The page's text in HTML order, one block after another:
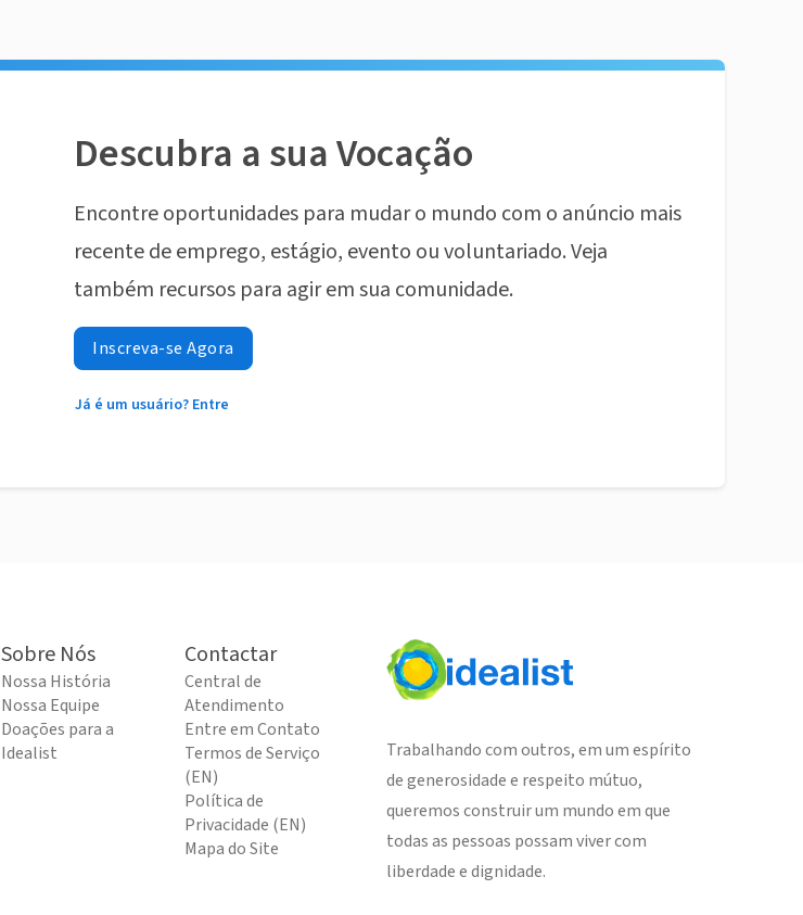
Descubra a sua Vocação
Encontre oportunidades para mudar o mundo com o anúncio mais
recente de emprego, estágio, evento ou voluntariado. Veja
também recursos para agir em sua comunidade.
Inscreva-se Agora
Já é um usuário? Entre
Sobre Nós
Nossa História
Nossa Equipe
Doações para a
Idealist
Contactar
Central de
Atendimento
Entre em Contato
Termos de Serviço
(EN)
Política de
Privacidade (EN)
Mapa do Site
Trabalhando com outros, em um espírito
de generosidade e respeito mútuo,
queremos construir um mundo em que
todas as pessoas possam viver com
liberdade e dignidade.